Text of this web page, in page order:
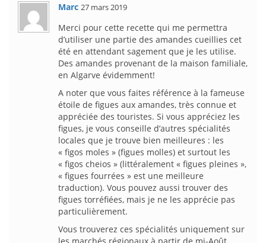
Marc 27 mars 2019
Merci pour cette recette qui me permettra
d’utiliser une partie des amandes cueillies cet
été en attendant sagement que je les utilise.
Des amandes provenant de la maison familiale,
en Algarve évidemment!
A noter que vous faites référence à la fameuse
étoile de figues aux amandes, très connue et
appréciée des touristes. Si vous appréciez les
figues, je vous conseille d’autres spécialités
locales que je trouve bien meilleures : les
« figos moles » (figues molles) et surtout les
« figos cheios » (littéralement « figues pleines »,
« figues fourrées » est une meilleure
traduction). Vous pouvez aussi trouver des
figues torréfiées, mais je ne les apprécie pas
particulièrement.
Vous trouverez ces spécialités uniquement sur
les marchés régionaux à partir de mi-Août